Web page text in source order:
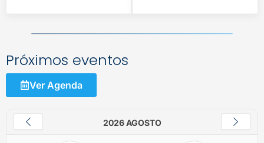
Próximos eventos
Ver Agenda
2026 AGOSTO